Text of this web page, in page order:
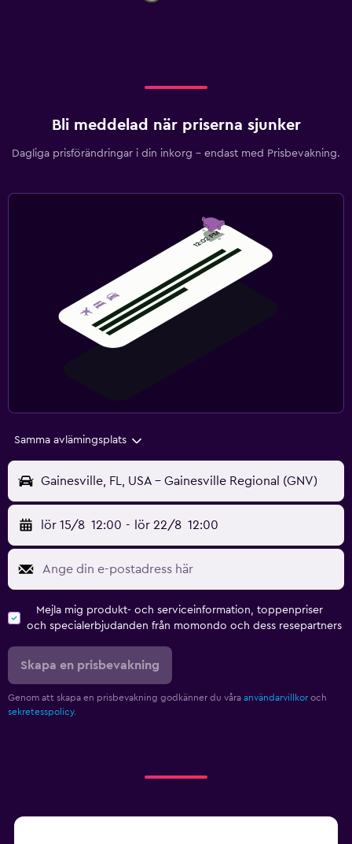
Bli meddelad när priserna sjunker
Dagliga prisförändringar i din inkorg – endast med Prisbevakning.
Samma avlämingsplats
Gainesville, FL, USA - Gainesville Regional (GNV)
lör 15/8 12:00 - lör 22/8 12:00
Mejla mig produkt- och serviceinformation, toppenpriser
och specialerbjudanden från momondo och dess resepartners
Skapa en prisbevakning
Genom att skapa en prisbevakning godkänner du våra användarvillkor och
sekretesspolicy.